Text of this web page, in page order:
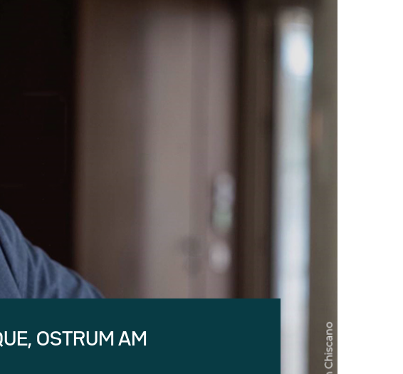
OSTRUM AM